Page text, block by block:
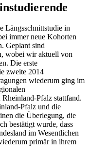
Längsschnittstudie in
immer neue Kohorten
Geplant sind
wobei wir aktuell von
Die erste
zweite 2014
wiederum ging im
Pfalz stattfand.
Pfalz und die
die Überlegung, die
bestätigt wurde, dass
im Wesentlichen
primär in ihrem